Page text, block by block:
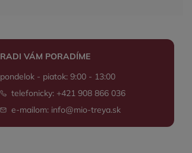
RADI VÁM PORADÍME
pondelok - piatok: 9:00 - 13:00
telefonicky: +421 908 866 036
e-mailom: info@mio-treya.sk